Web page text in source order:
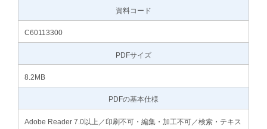
資料コード
C60113300
PDFサイズ
8.2MB
PDFの基本仕様
Adobe Reader 7.0以上／印刷不可・編集・加工不可／検索・テキス